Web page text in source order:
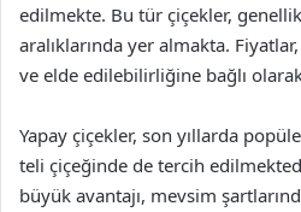
edilmekte. Bu tür çiçekler,
aralıklarında yer almakta.
ve elde edilebilirliğine bağlı
Yapay çiçekler, son yıllarda
teli çiçeğinde de tercih
büyük avantajı, mevsim